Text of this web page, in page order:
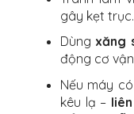
gây kẹt trục.
Dùng xăng
động cơ
Nếu máy
kêu lạ –